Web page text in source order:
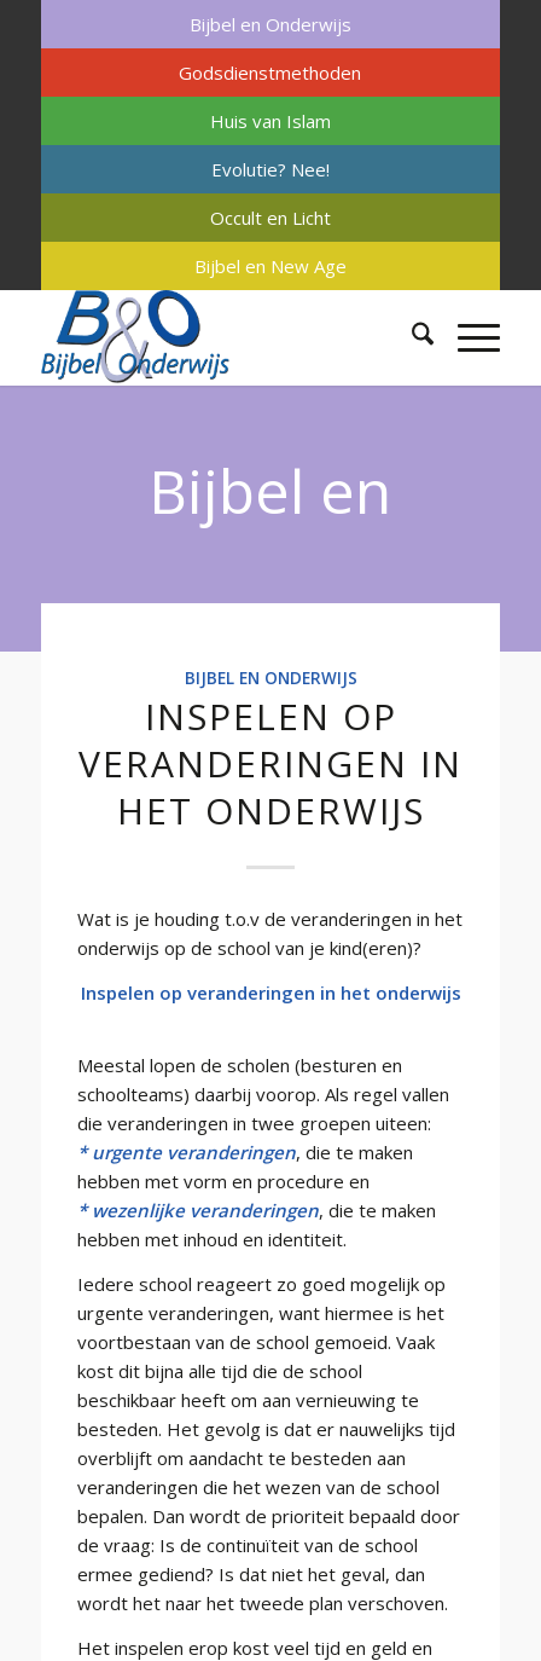
Bijbel en Onderwijs
Godsdienstmethoden
Huis van Islam
Evolutie? Nee!
Occult en Licht
Bijbel en New Age
Bijbel en
Onderwijs
BIJBEL EN ONDERWIJS
INSPELEN OP
VERANDERINGEN IN
HET ONDERWIJS
Wat is je houding t.o.v de veranderingen in het
onderwijs op de school van je kind(eren)?
Inspelen op veranderingen in het onderwijs
Meestal lopen de scholen (besturen en
schoolteams) daarbij voorop. Als regel vallen
die veranderingen in twee groepen uiteen:
* urgente veranderingen, die te maken
hebben met vorm en procedure en
* wezenlijke veranderingen, die te maken
hebben met inhoud en identiteit.
Iedere school reageert zo goed mogelijk op
urgente veranderingen, want hiermee is het
voortbestaan van de school gemoeid. Vaak
kost dit bijna alle tijd die de school
beschikbaar heeft om aan vernieuwing te
besteden. Het gevolg is dat er nauwelijks tijd
overblijft om aandacht te besteden aan
veranderingen die het wezen van de school
bepalen. Dan wordt de prioriteit bepaald door
de vraag: Is de continuïteit van de school
ermee gediend? Is dat niet het geval, dan
wordt het naar het tweede plan verschoven.
Het inspelen erop kost veel tijd en geld en